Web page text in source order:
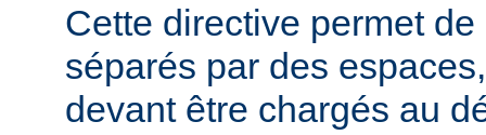
Cette directive permet
séparés par des
devant être chargés au